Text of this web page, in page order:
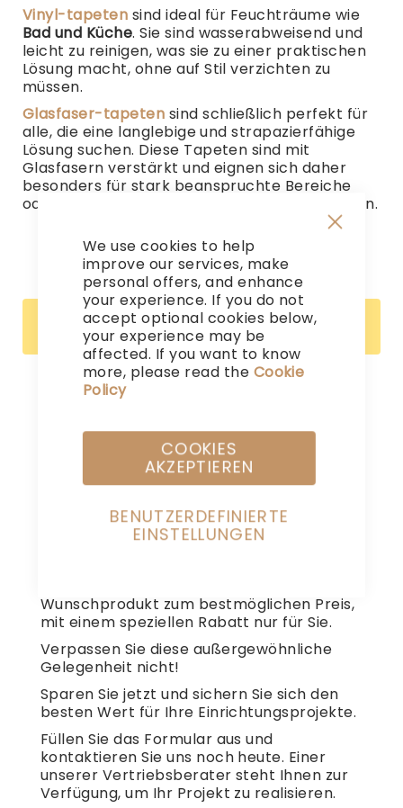
We use cookies to help
improve our services, make
personal offers, and enhance
your experience. If you do not
accept optional cookies below,
your experience may be
affected. If you want to know
more, please read the Cookie
Policy
COOKIES
AKZEPTIEREN
BENUTZERDEFINIERTE
EINSTELLUNGEN
Vinyl-tapeten sind ideal für Feuchträume wie
Bad und Küche. Sie sind wasserabweisend und
leicht zu reinigen, was sie zu einer praktischen
Lösung macht, ohne auf Stil verzichten zu
müssen.
Glasfaser-tapeten sind schließlich perfekt für
alle, die eine langlebige und strapazierfähige
Lösung suchen. Diese Tapeten sind mit
Glasfasern verstärkt und eignen sich daher
besonders für stark beanspruchte Bereiche
oder Wände, die zusätzlichen Schutz benötigen.
Leider können wir keine passenden Produkte zu
ihrer Auswahl finden.
Wählen Sie aus unserer exklusiven Auswahl
an hochwertigen Fliesen, Parkett, Tapeten
Wunschprodukt zum bestmöglichen Preis,
mit einem speziellen Rabatt nur für Sie.
Verpassen Sie diese außergewöhnliche
Gelegenheit nicht!
Sparen Sie jetzt und sichern Sie sich den
besten Wert für Ihre Einrichtungsprojekte.
Füllen Sie das Formular aus und
kontaktieren Sie uns noch heute. Einer
unserer Vertriebsberater steht Ihnen zur
Verfügung, um Ihr Projekt zu realisieren.